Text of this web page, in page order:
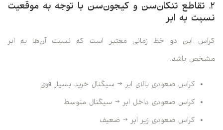
۲. تقاطع تنکان‌سن و کیجون‌سن با توجه به موقعیت
نسبت به ابر
کراس این دو خط زمانی معتبر است که نسبت آن‌ها به ابر
مشخص باشد:
کراس صعودی بالای ابر → سیگنال خرید بسیار قوی
کراس صعودی داخل ابر → سیگنال متوسط
کراس صعودی زیر ابر → ضعیف